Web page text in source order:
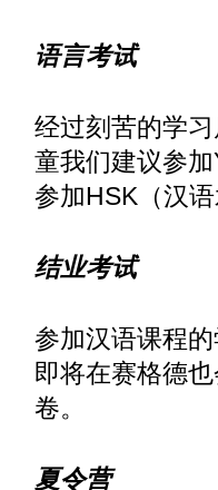
语言考试
经过刻苦的学
童我们建议参
参加HSK（汉语
结业考试
参加汉语课程
即将在赛格德
卷。
夏令营